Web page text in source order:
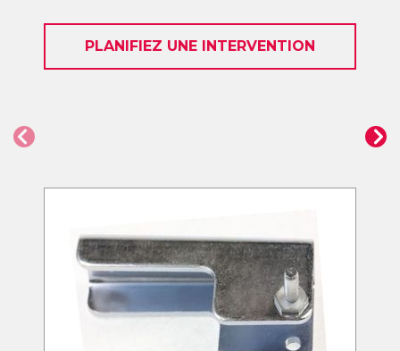
PLANIFIEZ UNE INTERVENTION